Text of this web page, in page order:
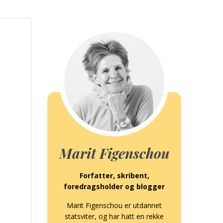
Marit Figenschou
Forfatter, skribent,
foredragsholder og blogger
Marit Figenschou er utdannet
statsviter, og har hatt en rekke